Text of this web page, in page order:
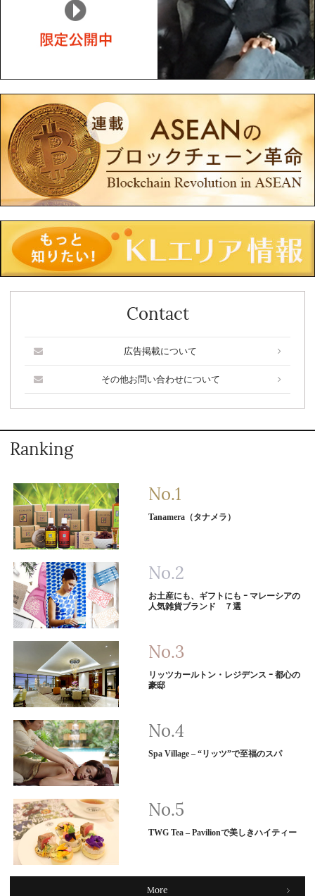
Contact
広告掲載について
その他お問い合わせについて
Ranking
Tanamera（タナメラ）
お土産にも、ギフトにも ｰ マレーシアの
人気雑貨ブランド ７選
リッツカールトン・レジデンス ｰ 都心の
豪邸
Spa Village – “リッツ”で至福のスパ
TWG Tea – Pavilionで美しきハイティー
More